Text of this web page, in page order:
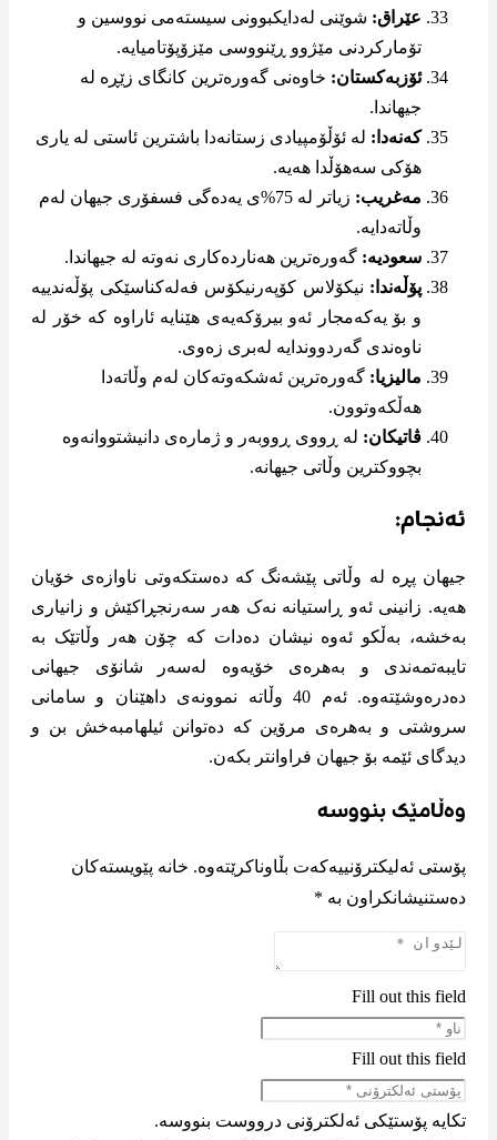
عێراق: شوێنی لەدایکبوونی سیستەمی نووسین و
تۆمارکردنی مێژوو ڕێنووسی مێزۆپۆتامیایە.
ئۆزبەکستان: خاوەنی گەورەترین کانگای زێڕە لە
جیهاندا.
کەنەدا: لە ئۆڵۆمپیادی زستانەدا باشترین ئاستی لە یاری
هۆکی سەهۆڵدا هەیە.
مەغریب:
زیاتر لە 75%ی یەدەگی فسفۆری جیهان لەم
وڵاتەدایە.
سعودیە: گەورەترین هەناردەکاری نەوتە لە جیهاندا.
پۆڵەندا: نیکۆلاس کۆپەرنیکۆس فەلەکناسێکی پۆڵەندییە
و بۆ یەکەمجار ئەو بیرۆکەیەی هێنایە ئاراوە کە خۆر لە
ناوەندی گەردووندایە لەبری زەوی.
مالیزیا: گەورەترین ئەشکەوتەکان لەم وڵاتەدا
هەڵکەوتوون.
ڤاتیکان: لە ڕووی ڕووبەر و ژمارەی دانیشتووانەوە
بچووکترین وڵاتی جیهانە.
ئەنجام:
جیهان پڕە لە وڵاتی پێشەنگ که دەستکەوتی ناوازەی خۆیان
هەیە. زانینی ئەو ڕاستیانە نەک هەر سەرنجڕاکێش و زانیاری
بەخشە، بەڵکو ئەوە نیشان دەدات کە چۆن هەر وڵاتێک بە
تایبەتمەندی و بەهرەی خۆیەوە لەسەر شانۆی جیهانی
دەدرەوشێتەوە. ئەم 40 وڵاتە نموونەی داهێنان و سامانی
سروشتی و بەهرەی مرۆین کە دەتوانن ئیلهامبەخش بن و
دیدگای ئێمە بۆ جیهان فراوانتر بکەن.
وەڵامێک بنووسە
پۆستی ئەلیکترۆنییەکەت بڵاوناکرێتەوە. خانە پێویستەکان
دەستنیشانکراون بە *
Fill out this field
Fill out this field
تکایە پۆستێکی ئەلکترۆنی درووست بنووسە.